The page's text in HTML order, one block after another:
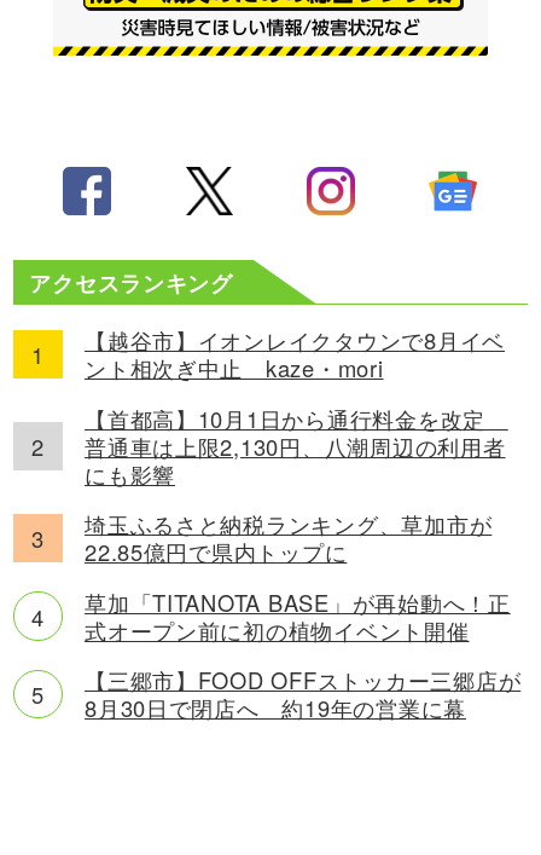
アクセスランキング
【越谷市】イオンレイクタウンで8月イベ
ント相次ぎ中止 kaze・mori
【首都高】10月1日から通行料金を改定
普通車は上限2,130円、八潮周辺の利用者
にも影響
埼玉ふるさと納税ランキング、草加市が
22.85億円で県内トップに
草加「TITANOTA BASE」が再始動へ！正
式オープン前に初の植物イベント開催
【三郷市】FOOD OFFストッカー三郷店が
8月30日で閉店へ 約19年の営業に幕